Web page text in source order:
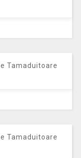
Tamaduitoare
Tamaduitoare